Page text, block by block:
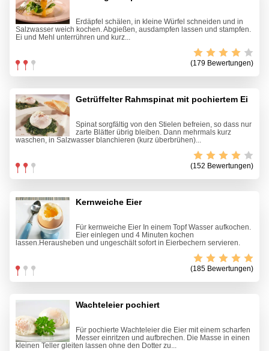
Erdäpfel schälen, in kleine Würfel schneiden und in
Salzwasser weich kochen. Abgießen, ausdamp­fen lassen und stampfen.
Ei und Mehl unterrühren und kurz...
(179 Bewertungen)
Getrüffelter Rahmspinat mit pochiertem Ei
Spinat sorgfältig von den Stielen befreien, so dass nur
zarte Blätter übrig bleiben. Dann mehrmals kurz
waschen, in Salzwasser blanchieren (kurz überbrühen)...
(152 Bewertungen)
Kernweiche Eier
Für kernweiche Eier In einem Topf Wasser aufkochen.
Eier einlegen und 4 Minuten kochen
lassen.Herausheben und ungeschält sofort in Eierbechern servieren.
(185 Bewertungen)
Wachteleier pochiert
Für pochierte Wachteleier die Eier mit einem scharfen
Messer einritzen und aufbrechen. Die Masse in einen
kleinen Teller gleiten lassen ohne den Dotter zu...